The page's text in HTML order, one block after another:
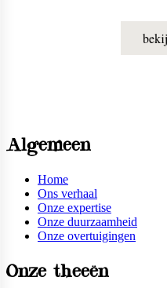
Algemeen
Home
Ons verhaal
Onze expertise
Onze duurzaamheid
Onze overtuigingen
Onze theeën